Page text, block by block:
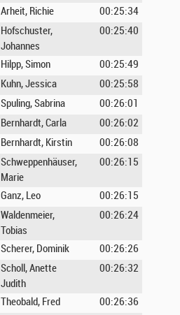
Arheit, Richie
00:25:34
Hofschuster,
Johannes
00:25:40
Hilpp, Simon
00:25:49
Kuhn, Jessica
00:25:58
Spuling, Sabrina
00:26:01
Bernhardt, Carla
00:26:02
Bernhardt, Kirstin
00:26:08
Schweppenhäuser,
Marie
00:26:15
Ganz, Leo
00:26:15
Waldenmeier,
Tobias
00:26:24
Scherer, Dominik
00:26:26
Scholl, Anette
Judith
00:26:32
Theobald, Fred
00:26:36